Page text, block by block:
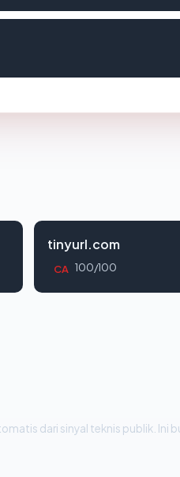
tinyurl.com
CA 100/100
dari sinyal teknis publik. Ini